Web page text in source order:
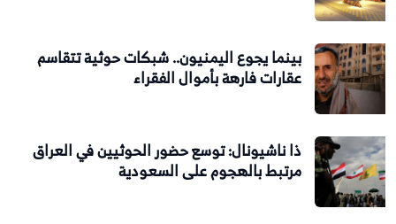
بينما يجوع اليمنيون.. شبكات حوثية تتقاسم
عقارات فارهة بأموال الفقراء
ذا ناشيونال: توسع حضور الحوثيين في العراق
مرتبط بالهجوم على السعودية